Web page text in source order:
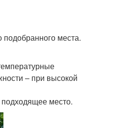
места.
– при высокой
подходящее место.